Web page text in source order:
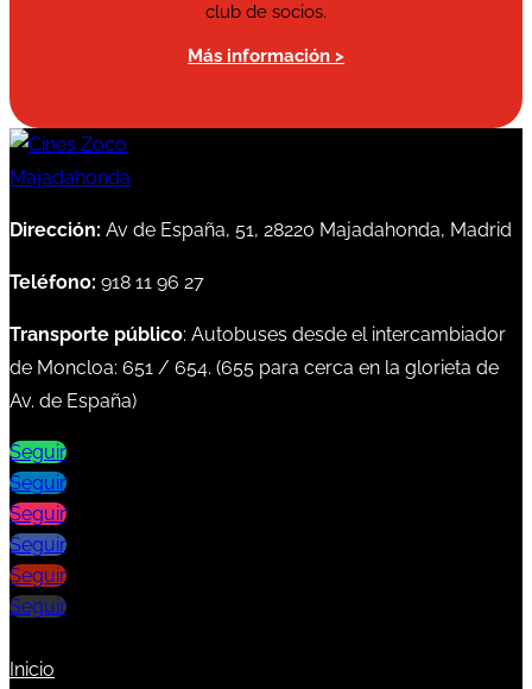
club de socios.
Más información >
Dirección: Av de España, 51, 28220 Majadahonda, Madrid
Teléfono: 918 11 96 27
Transporte público: Autobuses desde el intercambiador
de Moncloa: 651 / 654. (655 para cerca en la glorieta de
Av. de España)
Seguir
Seguir
Seguir
Seguir
Seguir
Seguir
Inicio